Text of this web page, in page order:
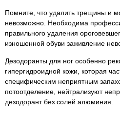
Помните, что удалить трещины и
невозможно. Необходима
правильного удаления
изношенной обуви заживление
Дезодоранты для ног особенно
гипергидроидной кожи, которая
специфическим неприятным
потоотделение, нейтрализуют
дезодорант без солей алюминия.